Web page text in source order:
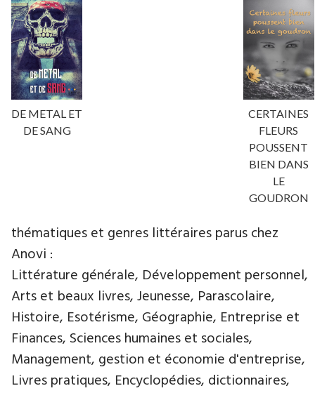
DE METAL ET
DE SANG
CERTAINES
FLEURS
POUSSENT
BIEN DANS
LE
GOUDRON
thématiques et genres littéraires parus chez
Anovi :
Littérature générale, Développement personnel,
Arts et beaux livres, Jeunesse, Parascolaire,
Histoire, Esotérisme, Géographie, Entreprise et
Finances, Sciences humaines et sociales,
Management, gestion et économie d'entreprise,
Livres pratiques, Encyclopédies, dictionnaires,